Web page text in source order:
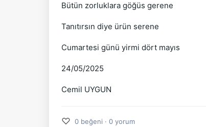
Bütün zorluklara göğüs gerene
Tanıtırsın diye ürün serene
Cumartesi günü yirmi dört mayıs
24/05/2025
Cemil UYGUN
♡ 0 beğeni · 0 yorum